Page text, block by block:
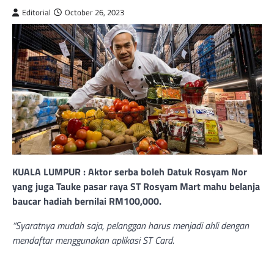
Editorial October 26, 2023
KUALA LUMPUR : Aktor serba boleh Datuk Rosyam Nor
yang juga Tauke pasar raya ST Rosyam Mart mahu belanja
baucar hadiah bernilai RM100,000.
“Syaratnya mudah saja, pelanggan harus menjadi ahli dengan
mendaftar menggunakan aplikasi ST Card.